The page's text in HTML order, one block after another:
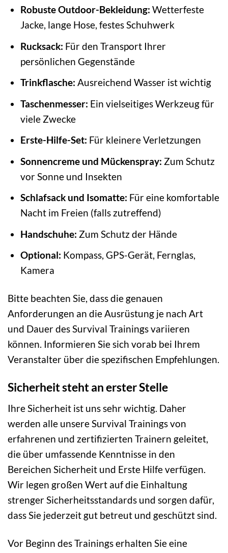
Robuste Outdoor-Bekleidung: Wetterfeste
Jacke, lange Hose, festes Schuhwerk
Rucksack: Für den Transport Ihrer
persönlichen Gegenstände
Trinkflasche: Ausreichend Wasser ist wichtig
Taschenmesser: Ein vielseitiges Werkzeug für
viele Zwecke
Erste-Hilfe-Set: Für kleinere Verletzungen
Sonnencreme und Mückenspray: Zum Schutz
vor Sonne und Insekten
Schlafsack und Isomatte: Für eine komfortable
Nacht im Freien (falls zutreffend)
Handschuhe: Zum Schutz der Hände
Optional: Kompass, GPS-Gerät, Fernglas,
Kamera
Bitte beachten Sie, dass die genauen
Anforderungen an die Ausrüstung je nach Art
und Dauer des Survival Trainings variieren
können. Informieren Sie sich vorab bei Ihrem
Veranstalter über die spezifischen Empfehlungen.
Sicherheit steht an erster Stelle
Ihre Sicherheit ist uns sehr wichtig. Daher
werden alle unsere Survival Trainings von
erfahrenen und zertifizierten Trainern geleitet,
die über umfassende Kenntnisse in den
Bereichen Sicherheit und Erste Hilfe verfügen.
Wir legen großen Wert auf die Einhaltung
strenger Sicherheitsstandards und sorgen dafür,
dass Sie jederzeit gut betreut und geschützt sind.
Vor Beginn des Trainings erhalten Sie eine